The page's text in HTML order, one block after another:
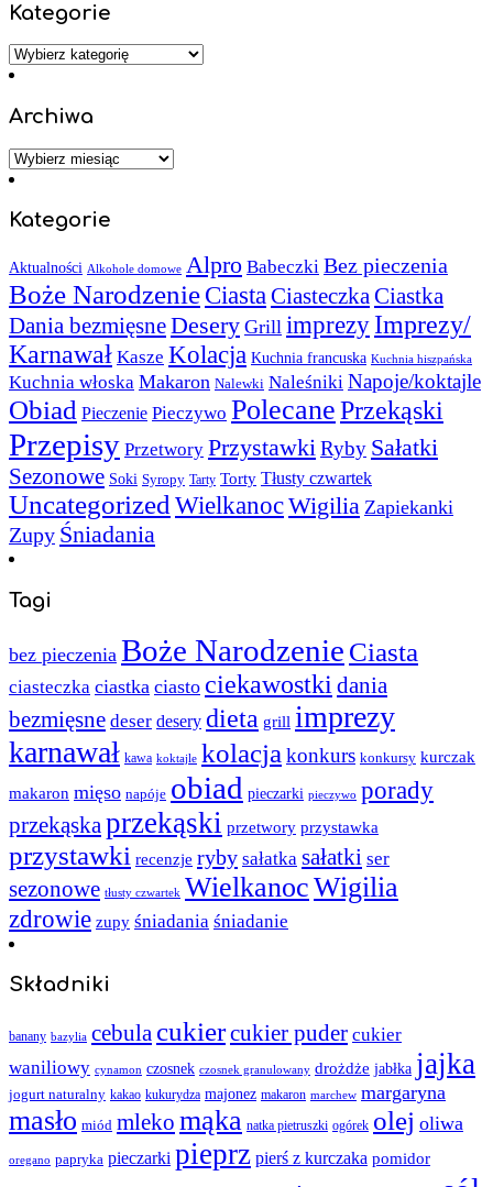
Kategorie
Kategorie
Archiwa
Archiwa
Kategorie
Aktualności Alkohole domowe Alpro Babeczki Bez pieczenia
Boże NarodzenieCiasta CiasteczkaCiastka
Dania bezmięsneDesery Grill imprezy Imprezy/
Karnawał Kasze Kolacja Kuchnia francuska Kuchnia hiszpańska
Kuchnia włoska Makaron Nalewki Naleśniki Napoje/koktajle
Obiad Pieczenie Pieczywo PolecanePrzekąski
Przepisy Przetwory PrzystawkiRyby Sałatki
Sezonowe Soki Syropy Tarty Torty Tłusty czwartek
Uncategorized WielkanocWigilia Zapiekanki
Zupy Śniadania
Tagi
bez pieczenia Boże Narodzenie Ciasta
ciasteczka ciastka ciasto ciekawostki dania
bezmięsne deser desery dieta grill imprezy
karnawał kawa koktajle kolacja konkurs konkursy kurczak
makaron mięso napóje obiad pieczarki pieczywo porady
przekąska przekąski przetwory przystawka
przystawki recenzje ryby sałatka sałatki ser
sezonowe tłusty czwartek WielkanocWigilia
zdrowie zupy śniadania śniadanie
Składniki
banany bazylia cebula cukiercukier puder cukier
waniliowy cynamon czosnek czosnek granulowany drożdże jabłka jajka
jogurt naturalny kakao kukurydza majonez makaron marchew margaryna
masło miód mleko mąka natka pietruszki ogórek olej oliwa
oregano papryka pieczarki pieprz pierś z kurczaka pomidor